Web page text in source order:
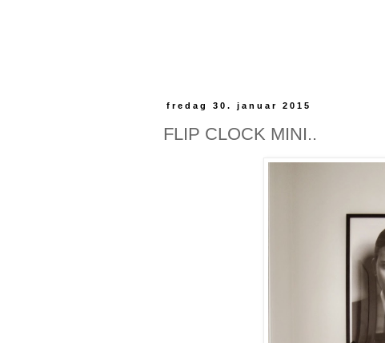
fredag 30. januar 2015
FLIP CLOCK MINI..